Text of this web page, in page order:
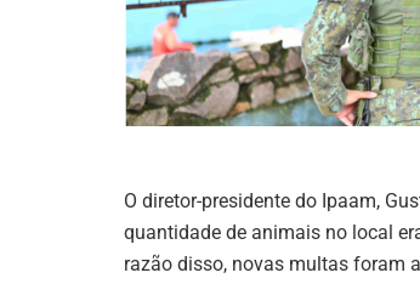
O diretor-presidente do Ipaam,
quantidade de animais no local
razão disso, novas multas foram